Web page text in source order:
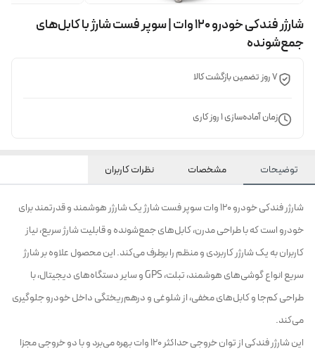
شارژر فندکی خودرو ۱۲۰ وات | سوپر فست شارژ با کابل‌های
جمع‌شونده
۷ روز تضمین بازگشت کالا
زمان آماده‌سازی1روز کاری
توضیحات مشخصات نظرات کاربران
شارژر فندکی خودرو 120 وات سوپر فست شارژ یک شارژر هوشمند و قدرتمند برای
خودرو است که با طراحی مدرن، کابل‌های جمع‌شونده و قابلیت شارژ سریع، نیاز
کاربران به یک شارژر کاربردی و منظم را برطرف می‌کند. این محصول علاوه بر شارژ
سریع انواع گوشی‌های هوشمند، تبلت، GPS و سایر دستگاه‌های دیجیتال، با
طراحی کم‌جا و کابل‌های مخفی، از شلوغی و درهم‌ریختگی داخل خودرو جلوگیری
می‌کند.
این شارژر فندکی از توان خروجی حداکثر 120 وات بهره می‌برد و با دو خروجی مجزا